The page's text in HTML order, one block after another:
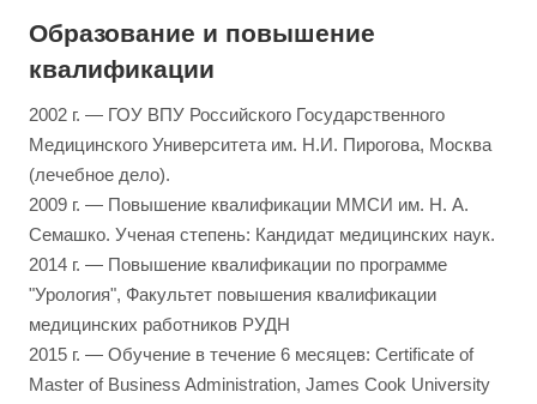
Образование и повышение
квалификации
2002 г. — ГОУ ВПУ Российского Государственного
Медицинского Университета им. Н.И. Пирогова, Москва
(лечебное дело).
2009 г. — Повышение квалификации ММСИ им. Н. А.
Семашко. Ученая степень: Кандидат медицинских наук.
2014 г. — Повышение квалификации по программе
"Урология", Факультет повышения квалификации
медицинских работников РУДН
2015 г. — Обучение в течение 6 месяцев: Certificate of
Master of Business Administration, James Cook University